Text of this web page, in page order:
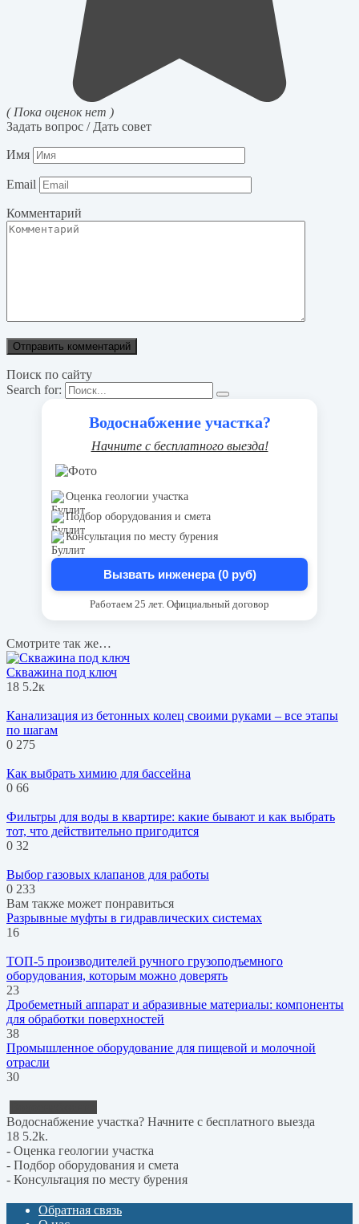
( Пока оценок нет )
Задать вопрос / Дать совет
Имя
Email
Комментарий
Поиск по сайту
Search for:
Водоснабжение участка?
Начните с бесплатного выезда!
Оценка геологии участка
Подбор оборудования и смета
Консультация по месту бурения
Вызвать инженера (0 руб)
Работаем 25 лет. Официальный договор
Смотрите так же…
Скважина под ключ
18 5.2к
Канализация из бетонных колец своими руками – все этапы
по шагам
0 275
Как выбрать химию для бассейна
0 66
Фильтры для воды в квартире: какие бывают и как выбрать
тот, что действительно пригодится
0 32
Выбор газовых клапанов для работы
0 233
Вам также может понравиться
Разрывные муфты в гидравлических системах
16
ТОП-5 производителей ручного грузоподъемного
оборудования, которым можно доверять
23
Дробеметный аппарат и абразивные материалы: компоненты
для обработки поверхностей
38
Промышленное оборудование для пищевой и молочной
отрасли
30
Водоснабжение участка? Начните с бесплатного выезда
18 5.2k.
- Оценка геологии участка
- Подбор оборудования и смета
- Консультация по месту бурения
Обратная связь